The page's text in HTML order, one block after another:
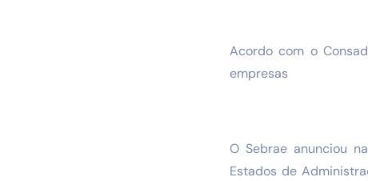
Acordo com o
empresas
O Sebrae anunciou
Estados de